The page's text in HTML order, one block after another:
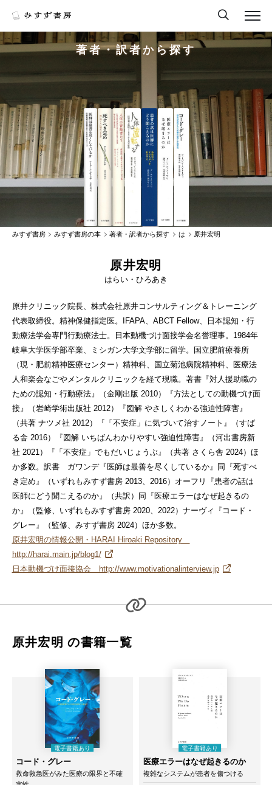
著者・訳者から探す
みすず書房 みすず書房の本 著者・訳者から探す は 原井宏明
原井宏明
はらい・ひろあき
原井クリニック院長、株式会社原井コンサルティング＆トレーニング
代表取締役。精神保健指定医。IFAPA、ABCT Fellow、日本認知・行
動療法学会専門行動療法士。日本動機づけ面接学会名誉理事。1984年
岐阜大学医学部卒業、ミシガン大学文学部に留学。国立肥前療養所
（現・肥前精神医療センター）精神科、国立菊池病院精神科、医療法
人和楽会なごやメンタルクリニックを経て現職。著書『対人援助職の
ための認知・行動療法』（金剛出版 2010）『方法としての動機づけ面
接』（岩崎学術出版社 2012）『図解 やさしくわかる強迫性障害』
（共著 ナツメ社 2012）『「不安症」に気づいて治すノート』（すば
る舎 2016）『図解 いちばんわかりやすい強迫性障害』（河出書房新
社 2021）『「不安症」でもだいじょうぶ』（共著 さくら舎 2024）ほ
か多数。訳書 ガワンデ『医師は最善を尽くしているか』同『死すべ
き定め』（いずれもみすず書房 2013、2016）オーフリ『患者の話は
医師にどう聞こえるのか』（共訳）同『医療エラーはなぜ起きるの
か』（監修、いずれもみすず書房 2020、2022）ナーヴィ『コード・
グレー』（監修、みすず書房 2024）ほか多数。
原井宏明の情報公開・HARAI Hiroaki Repository
http://harai.main.jp/blog1/
日本動機づけ面接協会 http://www.motivationalinterview.jp
原井宏明 の書籍一覧
コード・グレー
救命救急医がみた医療の限界と不確
医療エラーはなぜ起きるのか
複雑なシステムが患者を傷つける